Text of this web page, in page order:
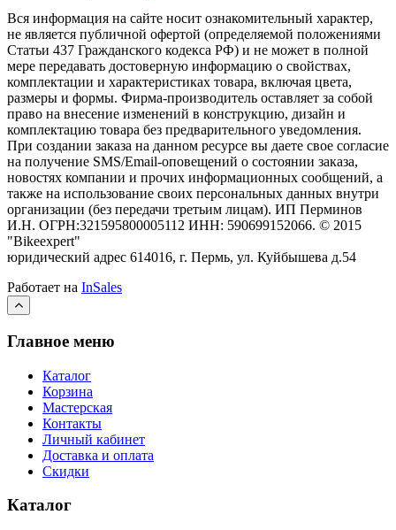
Вся информация на сайте носит ознакомительный характер,
не является публичной офертой (определяемой положениями
Статьи 437 Гражданского кодекса РФ) и не может в полной
мере передавать достоверную информацию о свойствах,
комплектации и характеристиках товара, включая цвета,
размеры и формы. Фирма-производитель оставляет за собой
право на внесение изменений в конструкцию, дизайн и
комплектацию товара без предварительного уведомления.
При создании заказа на данном ресурсе вы даете свое согласие
на получение SMS/Email-оповещений о состоянии заказа,
новостях компании и прочих информационных сообщений, а
также на использование своих персональных данных внутри
организации (без передачи третьим лицам). ИП Перминов
И.Н. ОГРН:321595800005112 ИНН: 590699152066. © 2015
"Bikeexpert"
юридический адрес 614016, г. Пермь, ул. Куйбышева д.54
Работает на InSales
Главное меню
Каталог
Корзина
Мастерская
Контакты
Личный кабинет
Доставка и оплата
Скидки
Каталог